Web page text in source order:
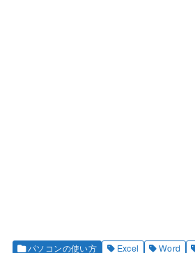
パソコンの使い方 Excel Word